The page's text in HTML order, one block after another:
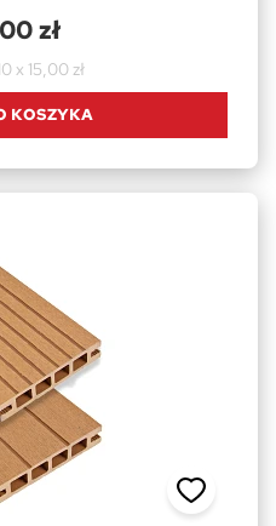
zł
x 15,00 zł
KOSZYKA